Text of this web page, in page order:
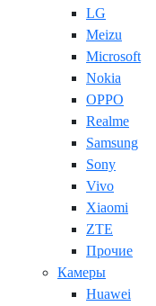
LG
Meizu
Microsoft
Nokia
OPPO
Realme
Samsung
Sony
Vivo
Xiaomi
ZTE
Прочие
Камеры
Huawei